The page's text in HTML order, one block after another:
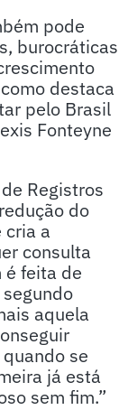
pode
burocráticas
destaca
pelo Brasil
Fonteyne
Registros
do
cria a
consulta
é feita de
aquela
se
já está
sem fim.”